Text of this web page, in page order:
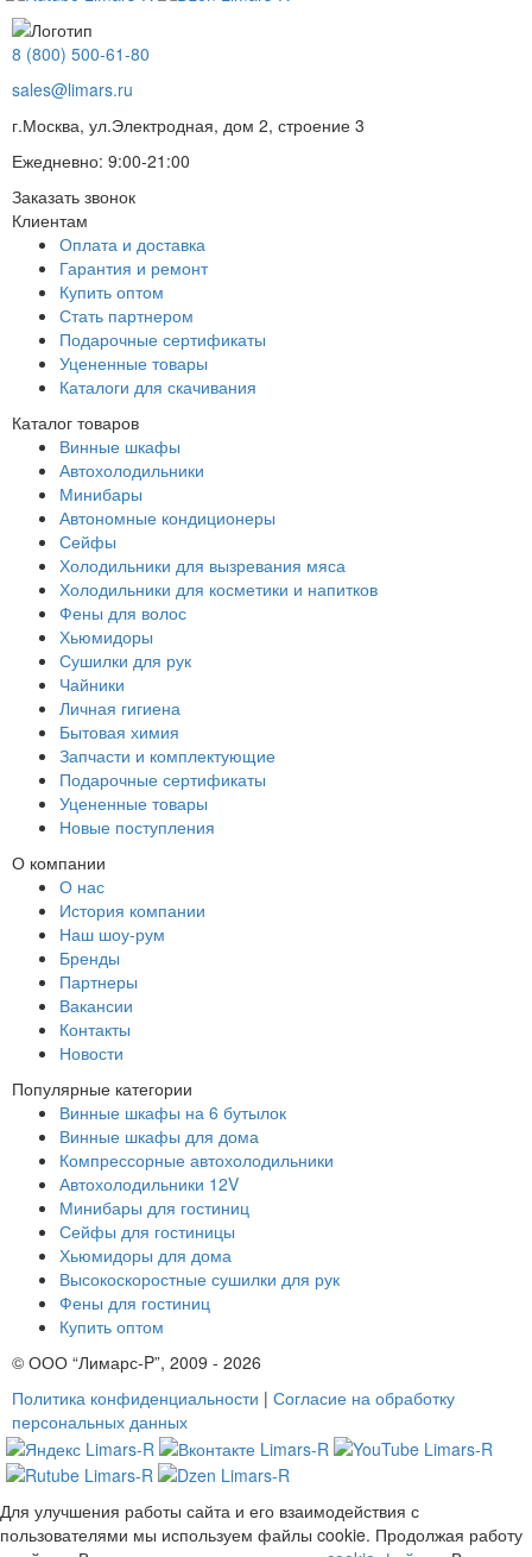
8 (800) 500-61-80
sales@limars.ru
г.Москва, ул.Электродная, дом 2, строение 3
Ежедневно: 9:00-21:00
Заказать звонок
Клиентам
Оплата и доставка
Гарантия и ремонт
Купить оптом
Стать партнером
Подарочные сертификаты
Уцененные товары
Каталоги для скачивания
Каталог товаров
Винные шкафы
Автохолодильники
Минибары
Автономные кондиционеры
Сейфы
Холодильники для вызревания мяса
Холодильники для косметики и напитков
Фены для волос
Хьюмидоры
Сушилки для рук
Чайники
Личная гигиена
Бытовая химия
Запчасти и комплектующие
Подарочные сертификаты
Уцененные товары
Новые поступления
О компании
О нас
История компании
Наш шоу-рум
Бренды
Партнеры
Вакансии
Контакты
Новости
Популярные категории
Винные шкафы на 6 бутылок
Винные шкафы для дома
Компрессорные автохолодильники
Автохолодильники 12V
Минибары для гостиниц
Сейфы для гостиницы
Хьюмидоры для дома
Высокоскоростные сушилки для рук
Фены для гостиниц
Купить оптом
© ООО “Лимарс-P”, 2009 - 2026
Политика конфиденциальности | Согласие на обработку
персональных данных
Для улучшения работы сайта и его взаимодействия с
пользователями мы используем файлы cookie. Продолжая работу